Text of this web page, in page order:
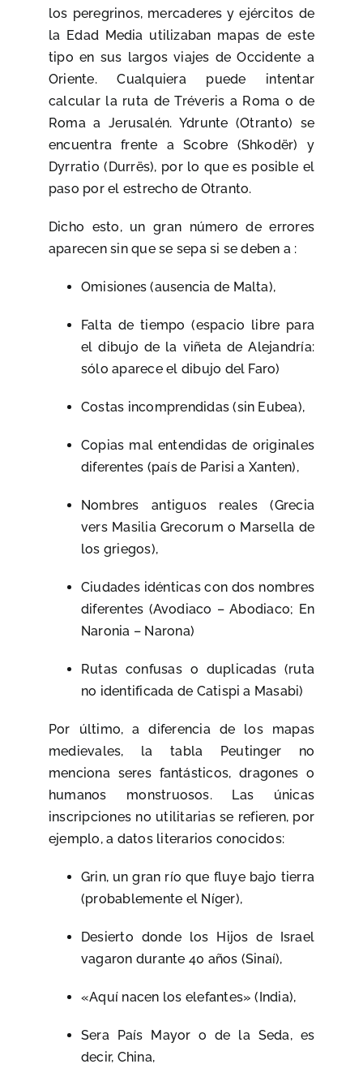
los peregrinos, mercaderes y ejércitos de
la Edad Media utilizaban mapas de este
tipo en sus largos viajes de Occidente a
Oriente. Cualquiera puede intentar
calcular la ruta de Tréveris a Roma o de
Roma a Jerusalén. Ydrunte (Otranto) se
encuentra frente a Scobre (Shkodër) y
Dyrratio (Durrës), por lo que es posible el
paso por el estrecho de Otranto.
Dicho esto, un gran número de errores
aparecen sin que se sepa si se deben a :
Omisiones (ausencia de Malta),
Falta de tiempo (espacio libre para
el dibujo de la viñeta de Alejandría:
sólo aparece el dibujo del Faro)
Costas incomprendidas (sin Eubea),
Copias mal entendidas de originales
diferentes (país de Parisi a Xanten),
Nombres antiguos reales (Grecia
vers Masilia Grecorum o Marsella de
los griegos),
Ciudades idénticas con dos nombres
diferentes (Avodiaco – Abodiaco; En
Naronia – Narona)
Rutas confusas o duplicadas (ruta
no identificada de Catispi a Masabi)
Por último, a diferencia de los mapas
medievales, la tabla Peutinger no
menciona seres fantásticos, dragones o
humanos monstruosos. Las únicas
inscripciones no utilitarias se refieren, por
ejemplo, a datos literarios conocidos:
Grin, un gran río que fluye bajo tierra
(probablemente el Níger),
Desierto donde los Hijos de Israel
vagaron durante 40 años (Sinaí),
«Aquí nacen los elefantes» (India),
Sera País Mayor o de la Seda, es
decir, China,